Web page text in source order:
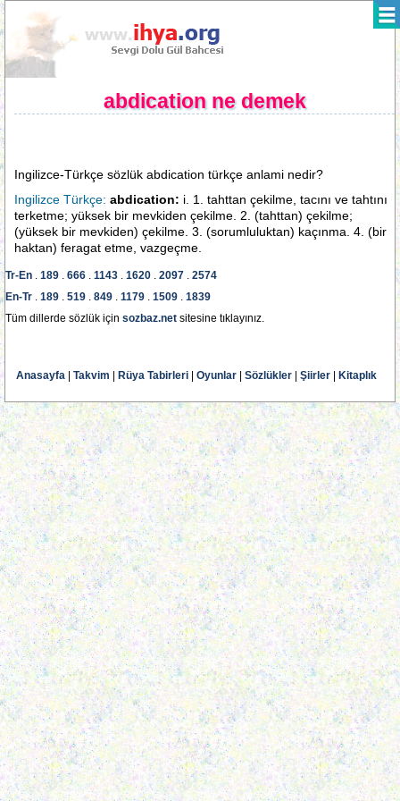
abdication ne demek
Ingilizce-Türkçe sözlük abdication türkçe anlami nedir?
Ingilizce Türkçe: abdication: i. 1. tahttan çekilme, tacını ve tahtını
terketme; yüksek bir mevkiden çekilme. 2. (tahttan) çekilme;
(yüksek bir mevkiden) çekilme. 3. (sorumluluktan) kaçınma. 4. (bir
haktan) feragat etme, vazgeçme.
Tr-En . 189 . 666 . 1143 . 1620 . 2097 . 2574
En-Tr . 189 . 519 . 849 . 1179 . 1509 . 1839
Tüm dillerde sözlük için sozbaz.net sitesine tıklayınız.
Anasayfa Takvim Rüya Tabirleri Oyunlar Sözlükler Şiirler Kitaplık